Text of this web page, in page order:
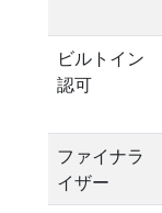
ビルトイン
認可
ファイナラ
イザー